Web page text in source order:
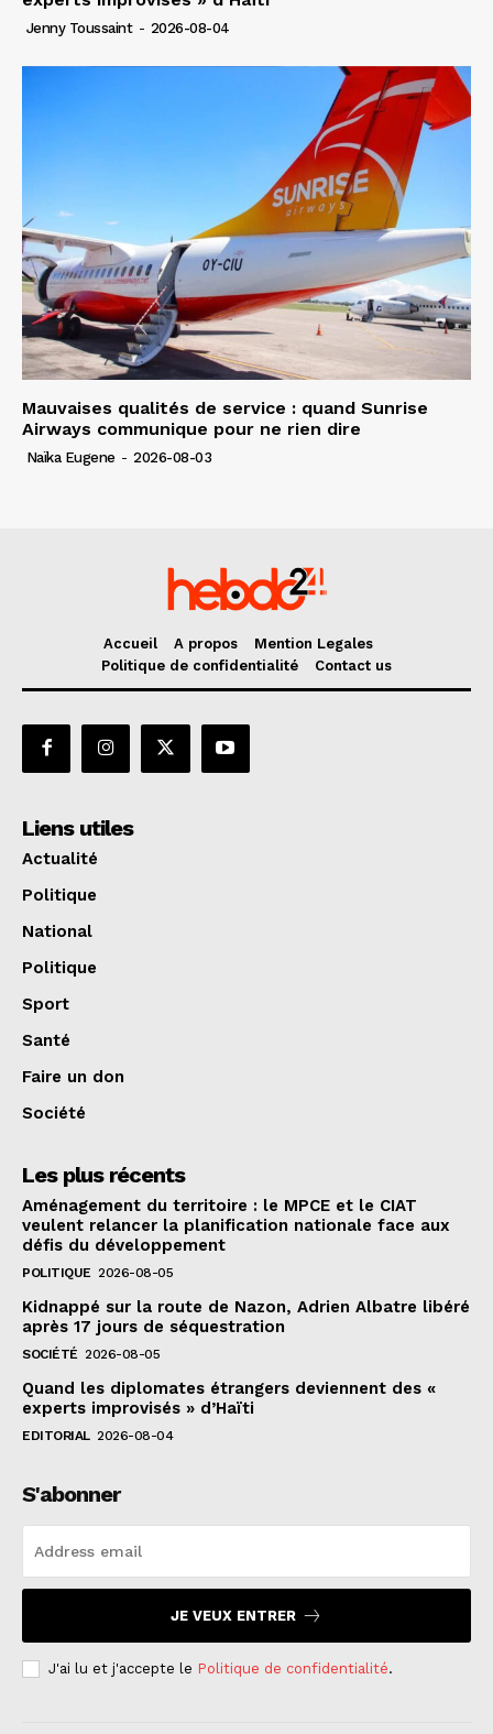
Jenny Toussaint - 2026-08-04
Mauvaises qualités de service : quand Sunrise
Airways communique pour ne rien dire
Naïka Eugene - 2026-08-03
Accueil A propos
Mention Legales
Politique de confidentialité
Contact us
Liens utiles
Actualité
Politique
National
Politique
Sport
Santé
Faire un don
Société
Les plus récents
Aménagement du territoire : le MPCE et le CIAT
veulent relancer la planification nationale face aux
défis du développement
POLITIQUE 2026-08-05
Kidnappé sur la route de Nazon, Adrien Albatre libéré
après 17 jours de séquestration
SOCIÉTÉ 2026-08-05
Quand les diplomates étrangers deviennent des «
experts improvisés » d’Haïti
EDITORIAL 2026-08-04
S'abonner
JE VEUX ENTRER
J'ai lu et j'accepte le Politique de confidentialité.